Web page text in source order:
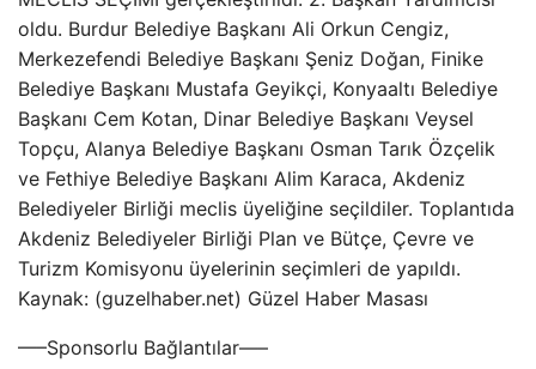
oldu. Burdur Belediye Başkanı Ali Orkun Cengiz,
Merkezefendi Belediye Başkanı Şeniz Doğan, Finike
Belediye Başkanı Mustafa Geyikçi, Konyaaltı Belediye
Başkanı Cem Kotan, Dinar Belediye Başkanı Veysel
Topçu, Alanya Belediye Başkanı Osman Tarık Özçelik
ve Fethiye Belediye Başkanı Alim Karaca, Akdeniz
Belediyeler Birliği meclis üyeliğine seçildiler. Toplantıda
Akdeniz Belediyeler Birliği Plan ve Bütçe, Çevre ve
Turizm Komisyonu üyelerinin seçimleri de yapıldı.
Kaynak: (guzelhaber.net) Güzel Haber Masası
—–Sponsorlu Bağlantılar—–